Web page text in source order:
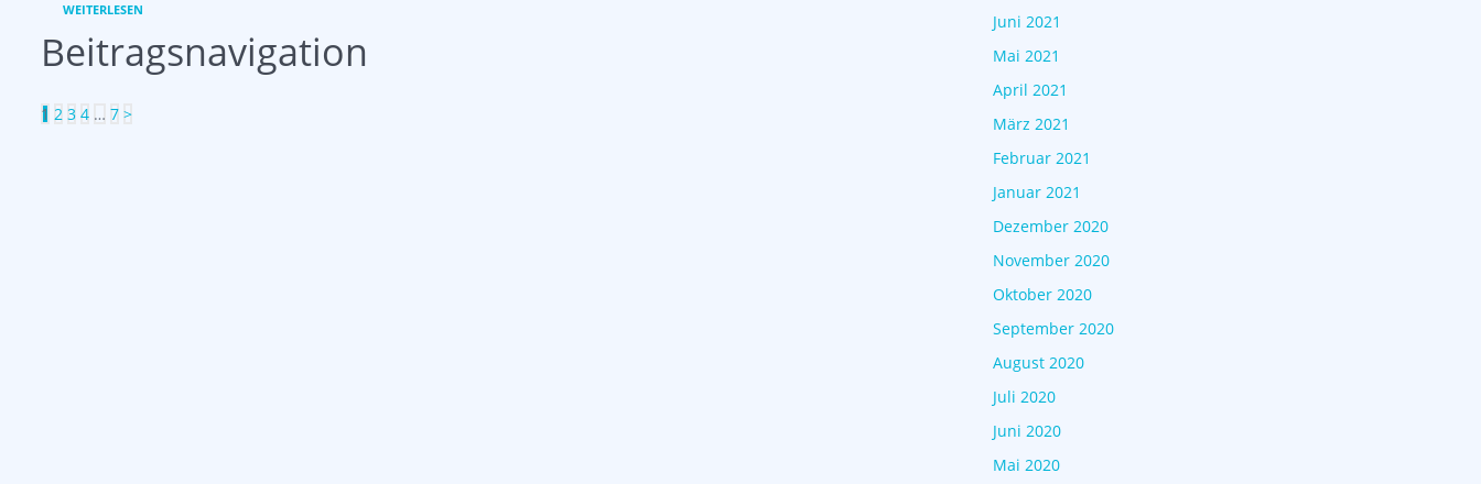
WEITERLESEN
Beitragsnavigation
1 2 3 4 … 7 >
Juni 2021
Mai 2021
April 2021
März 2021
Februar 2021
Januar 2021
Dezember 2020
November 2020
Oktober 2020
September 2020
August 2020
Juli 2020
Juni 2020
Mai 2020